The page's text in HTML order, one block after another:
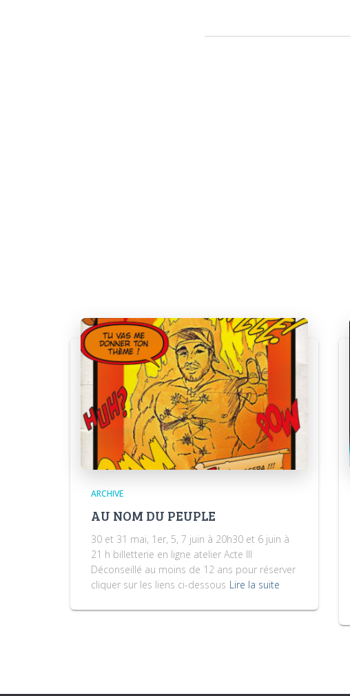
ARCHIVE
AU NOM DU PEUPLE
30 et 31 mai, 1er, 5, 7 juin à 20h30 et 6 juin à
21 h billetterie en ligne atelier Acte III
Déconseillé au moins de 12 ans pour réserver
cliquer sur les liens ci-dessous Lire la suite